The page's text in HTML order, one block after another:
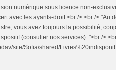
numérique sous licence non-
avec les ayants-droit:<br /> <br /> "Au
vous avez toujours la possibilité,
(consulter nos services). "<br />
site/Sofia/shared/